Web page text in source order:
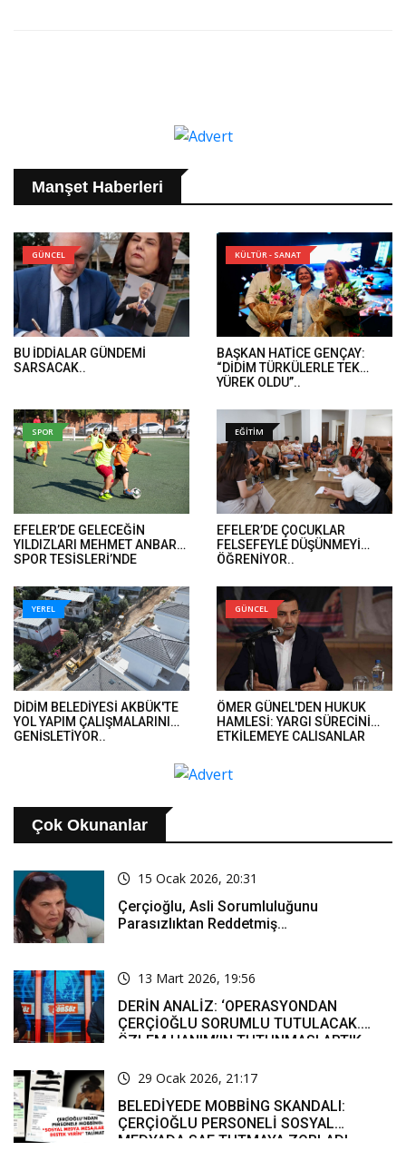
Manşet Haberleri
GÜNCEL
BU İDDİALAR GÜNDEMİ
SARSACAK..
KÜLTÜR - SANAT
BAŞKAN HATİCE GENÇAY:
“DİDİM TÜRKÜLERLE TEK
YÜREK OLDU”..
SPOR
EFELER’DE GELECEĞİN
YILDIZLARI MEHMET ANBARLI
SPOR TESİSLERİ’NDE
EĞİTİM
EFELER’DE ÇOCUKLAR
FELSEFEYLE DÜŞÜNMEYİ
ÖĞRENİYOR..
YEREL
DİDİM BELEDİYESİ AKBÜK'TE
YOL YAPIM ÇALIŞMALARINI
GENİŞLETİYOR..
GÜNCEL
ÖMER GÜNEL'DEN HUKUK
HAMLESİ: YARGI SÜRECİNİ
ETKİLEMEYE ÇALIŞANLAR
Çok Okunanlar
15 Ocak 2026, 20:31
Çerçioğlu, Asli Sorumluluğunu
Parasızlıktan Reddetmiş…
13 Mart 2026, 19:56
DERİN ANALİZ: ‘OPERASYONDAN
ÇERÇİOĞLU SORUMLU TUTULACAK.
ÖZLEM HANIM’IN TUTUNMASI ARTIK
29 Ocak 2026, 21:17
BELEDİYEDE MOBBİNG SKANDALI:
ÇERÇİOĞLU PERSONELİ SOSYAL
MEDYADA SAF TUTMAYA ZORLADI